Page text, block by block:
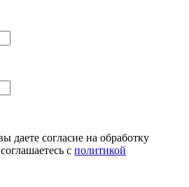
даете согласие на обработку
с политикой